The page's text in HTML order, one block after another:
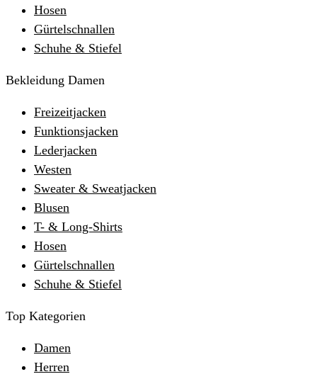
Hosen
Gürtelschnallen
Schuhe & Stiefel
Bekleidung Damen
Freizeitjacken
Funktionsjacken
Lederjacken
Westen
Sweater & Sweatjacken
Blusen
T- & Long-Shirts
Hosen
Gürtelschnallen
Schuhe & Stiefel
Top Kategorien
Damen
Herren